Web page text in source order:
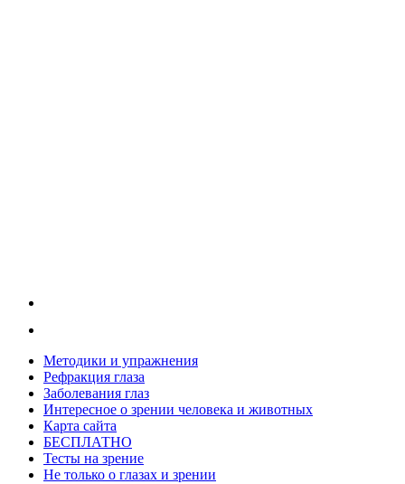
Методики и упражнения
Рефракция глаза
Заболевания глаз
Интересное о зрении человека и животных
Карта сайта
БЕСПЛАТНО
Тесты на зрение
Не только о глазах и зрении